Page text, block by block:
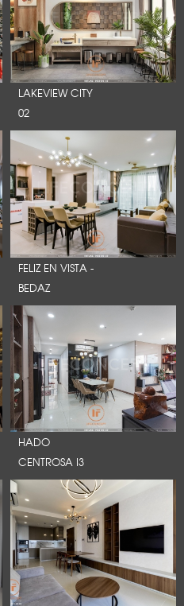
LAKEVIEW CITY
02
FELIZ EN VISTA -
BEDAZ
HADO
CENTROSA I3